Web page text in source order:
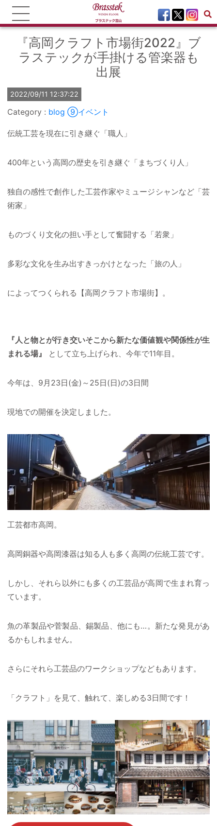
『高岡クラフト市場街2022』ブ
ラステックが手掛ける管楽器も
出展
2022/09/11 12:37:22
blog ⑨イベント
伝統工芸を現在に引き継ぐ「職人」
400年という高岡の歴史を引き継ぐ「まちづくり人」
独自の感性で創作した工芸作家やミュージシャンなど「芸
術家」
ものづくり文化の担い手として奮闘する「若衆」
多彩な文化を生み出すきっかけとなった「旅の人」
によってつくられる【高岡クラフト市場街】。
『人と物とが行き交いそこから新たな価値観や関係性が生
まれる場』
として立ち上げられ、今年で11年目。
今年は、9月23日(金)～25日(日)の3日間
現地での開催を決定しました。
工芸都市高岡。
高岡銅器や高岡漆器は知る人も多く高岡の伝統工芸です。
しかし、それら以外にも多くの工芸品が高岡で生まれ育っ
ています。
魚の革製品や菅製品、錫製品、他にも…。新たな発見があ
るかもしれません。
さらにそれら工芸品のワークショップなどもあります。
「クラフト」を見て、触れて、楽しめる3日間です！